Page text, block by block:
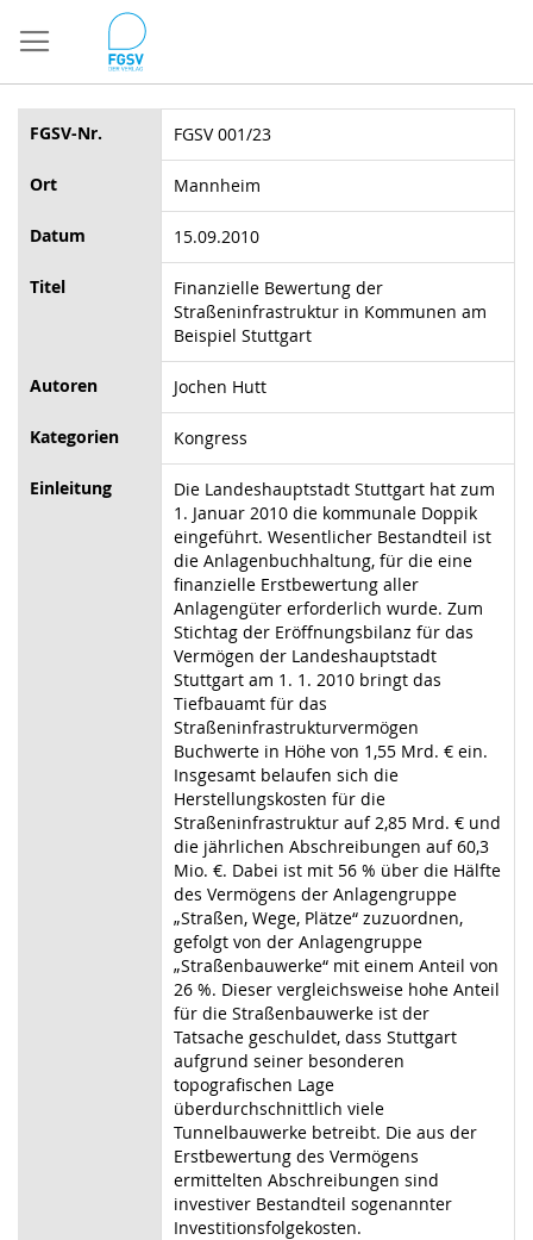
zum
Inhalt
FGSV-Nr. FGSV 001/23
Ort Mannheim
Datum 15.09.2010
Titel
Finanzielle Bewertung der
Straßeninfrastruktur in Kommunen am
Beispiel Stuttgart
Autoren Jochen Hutt
Kategorien Kongress
Einleitung
Die Landeshauptstadt Stuttgart hat zum
1. Januar 2010 die kommunale Doppik
eingeführt. Wesentlicher Bestandteil ist
die Anlagenbuchhaltung, für die eine
finanzielle Erstbewertung aller
Anlagengüter erforderlich wurde. Zum
Stichtag der Eröffnungsbilanz für das
Vermögen der Landeshauptstadt
Stuttgart am 1. 1. 2010 bringt das
Tiefbauamt für das
Straßeninfrastrukturvermögen
Buchwerte in Höhe von 1,55 Mrd. € ein.
Insgesamt belaufen sich die
Herstellungskosten für die
Straßeninfrastruktur auf 2,85 Mrd. € und
die jährlichen Abschreibungen auf 60,3
Mio. €. Dabei ist mit 56 % über die Hälfte
des Vermögens der Anlagengruppe
„Straßen, Wege, Plätze“ zuzuordnen,
gefolgt von der Anlagengruppe
„Straßenbauwerke“ mit einem Anteil von
26 %. Dieser vergleichsweise hohe Anteil
für die Straßenbauwerke ist der
Tatsache geschuldet, dass Stuttgart
aufgrund seiner besonderen
topografischen Lage
überdurchschnittlich viele
Tunnelbauwerke betreibt. Die aus der
Erstbewertung des Vermögens
ermittelten Abschreibungen sind
investiver Bestandteil sogenannter
Investitionsfolgekosten.